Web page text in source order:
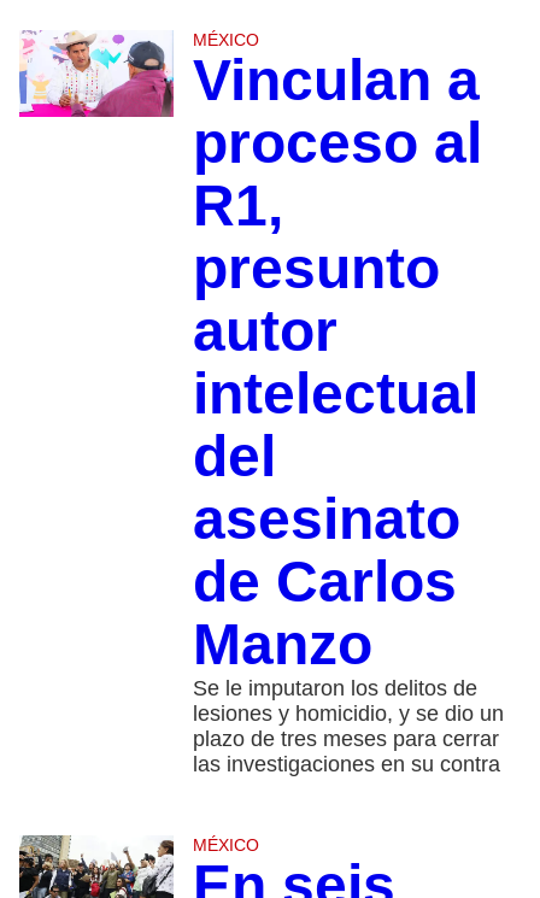
MÉXICO
Vinculan a
proceso al
R1,
presunto
autor
intelectual
del
asesinato
de Carlos
Manzo
Se le imputaron los delitos de
lesiones y homicidio, y se dio un
plazo de tres meses para cerrar
las investigaciones en su contra
MÉXICO